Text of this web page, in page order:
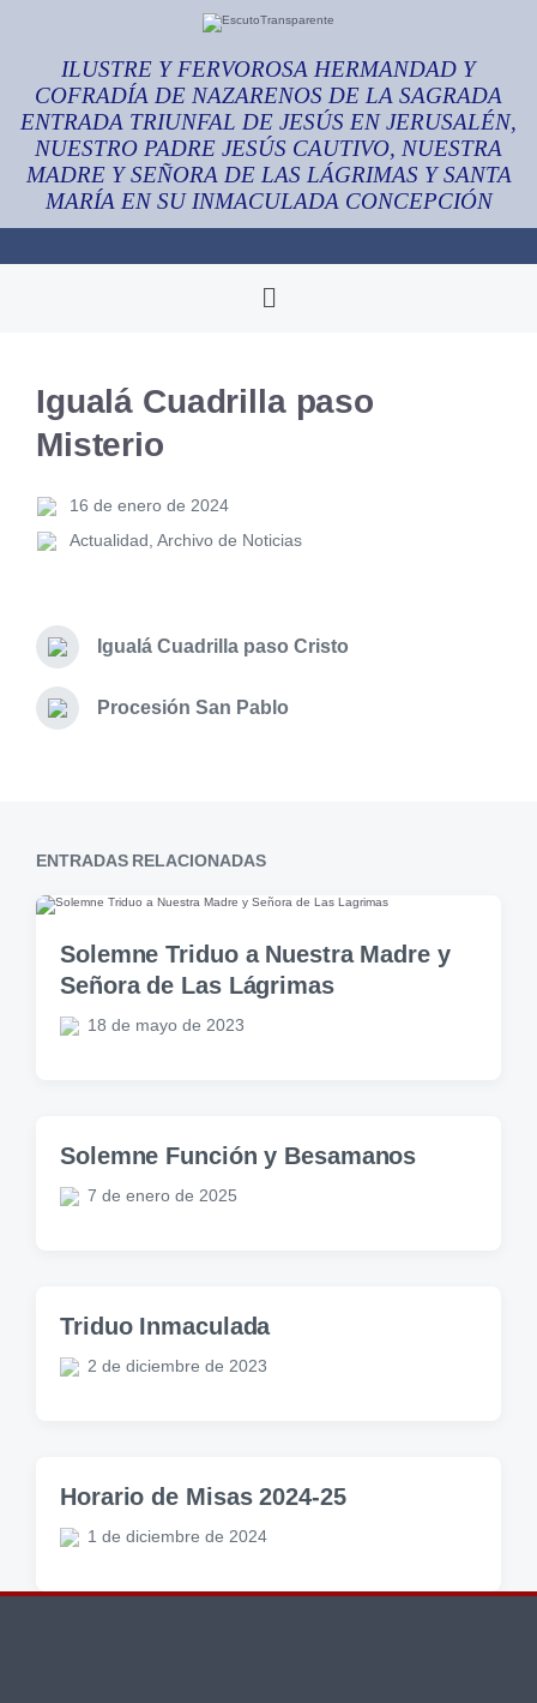
ILUSTRE Y FERVOROSA HERMANDAD Y
COFRADÍA DE NAZARENOS DE LA SAGRADA
ENTRADA TRIUNFAL DE JESÚS EN JERUSALÉN,
NUESTRO PADRE JESÚS CAUTIVO, NUESTRA
MADRE Y SEÑORA DE LAS LÁGRIMAS Y SANTA
MARÍA EN SU INMACULADA CONCEPCIÓN
Igualá Cuadrilla paso
Misterio
16 de enero de 2024
Actualidad, Archivo de Noticias
Igualá Cuadrilla paso Cristo
Procesión San Pablo
ENTRADAS RELACIONADAS
Solemne Triduo a Nuestra Madre y
Señora de Las Lágrimas
18 de mayo de 2023
Solemne Función y Besamanos
7 de enero de 2025
Triduo Inmaculada
2 de diciembre de 2023
Horario de Misas 2024-25
1 de diciembre de 2024